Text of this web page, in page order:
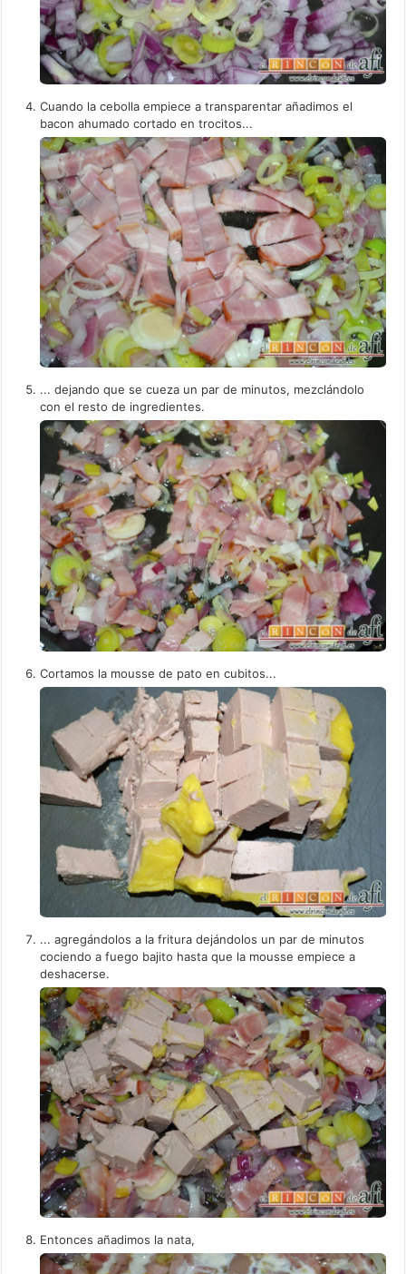
Cuando la cebolla empiece a transparentar añadimos el
bacon ahumado cortado en trocitos...
... dejando que se cueza un par de minutos, mezclándolo
con el resto de ingredientes.
Cortamos la mousse de pato en cubitos...
... agregándolos a la fritura dejándolos un par de minutos
cociendo a fuego bajito hasta que la mousse empiece a
deshacerse.
Entonces añadimos la nata,